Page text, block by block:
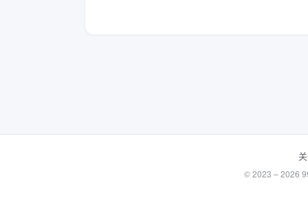
© 2023 – 2026